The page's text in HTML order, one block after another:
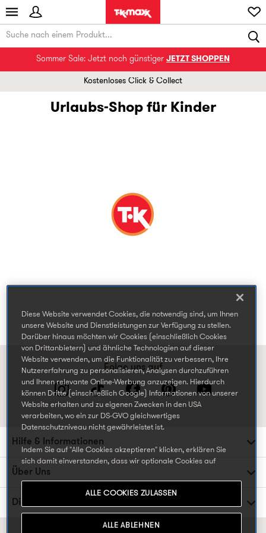
Sommer Sale: Jetzt noch günstiger JETZT SHOPPEN
Kostenloses Click & Collect
Urlaubs-Shop für Kinder
Folge uns auf
Hilfe & Informationen
Über Uns
Die TK Maxx Familie
Diese Website verwendet Cookies, die notwendig sind, um Ihnen
unsere Website und Dienstleistungen zur Verfügung zu stellen.
Darüber hinaus möchten wir Cookies (einschließlich Cookies
von Drittanbietern) und ähnliche Technologien auf dieser
Website verwenden, um die Funktionalität zu verbessern, Ihre
Nutzererfahrung zu personalisieren, Analysen durchzuführen
und Ihnen relevante Online-Werbung anzuzeigen. Hierdurch
können Dritte (einschließlich Google) Informationen von unserer
Website erhalten und zu eigenen Zwecken in den USA
verarbeiten, wo ein zur DS-GVO gleichwertiges
Datenschutzniveau nicht gewährleistet ist.
Indem Sie auf "Alle Cookies akzeptieren" klicken, erklären Sie
sich damit einverstanden, dass wir optionale Cookies auf
unserer Website verwenden können, einschließlich Cookies, die
von Dritten gesetzt werden, die Ihre Daten in den USA
weiterverarbeiten oder speichern können, und Ihre persönlichen
Daten für die oben beschriebenen Zwecke verarbeiten. Sie
die Cookie-Einstellungen in der Fußzeile unserer Website
ALLE COOKIES ZULASSEN
ALLE ABLEHNEN